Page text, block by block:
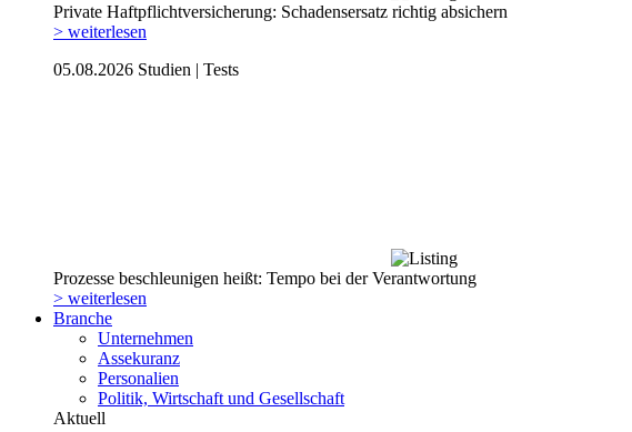
Private Haftpflicht­versicherung: Schadensersatz richtig absichern
> weiterlesen
05.08.2026 Studien | Tests
Prozesse beschleunigen heißt: Tempo bei der Verantwortung
> weiterlesen
Branche
Unternehmen
Assekuranz
Personalien
Politik, Wirtschaft und Gesellschaft
Aktuell